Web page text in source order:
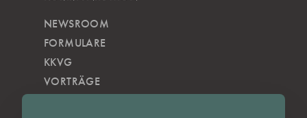
NEWSROOM
FORMULARE
KKVG
VORTRÄGE